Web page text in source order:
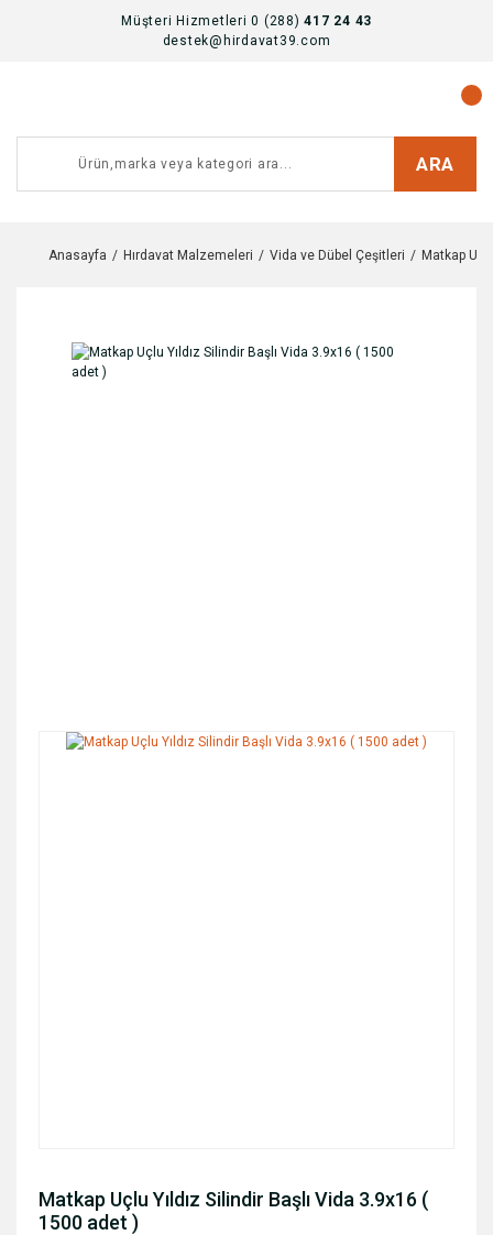
Müşteri Hizmetleri 0 (288)417 24 43
destek@hirdavat39.com
ARA
Anasayfa Hırdavat Malzemeleri Vida ve Dübel Çeşitleri Matkap
Matkap Uçlu Yıldız Silindir Başlı Vida 3.9x16 (
1500 adet )